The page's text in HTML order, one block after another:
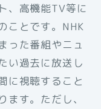
、高機能TV等に
ことです。NHK
った番組やニュ
い過去に放送し
に視聴すること
す。ただし、